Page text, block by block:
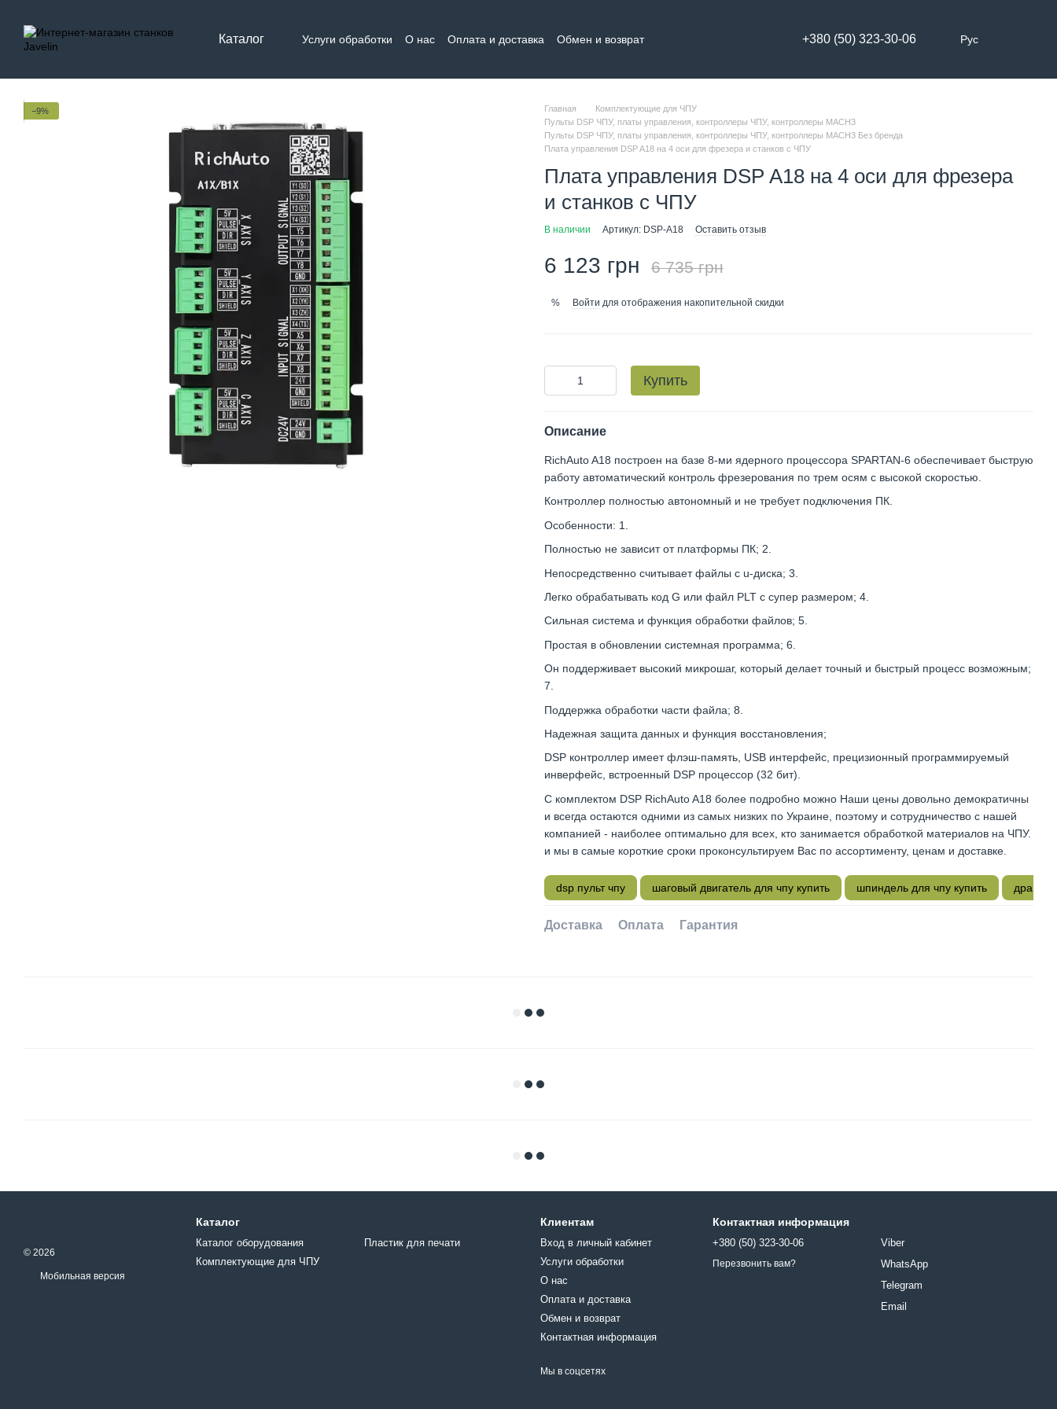
Каталог Услуги обработки О нас Оплата и доставка
Обмен и возврат
+380 (50) 323-30-06 Рус
−9% Главная
Комплектующие для ЧПУ
Пульты DSP ЧПУ, платы управления, контроллеры ЧПУ, контроллеры MACH3
Пульты DSP ЧПУ, платы управления, контроллеры ЧПУ, контроллеры MACH3 Без бренда
Плата управления DSP A18 на 4 оси для фрезера и станков с ЧПУ
Плата управления DSP A18 на 4 оси для фрезера
и станков с ЧПУ
В наличии Артикул: DSP-A18 Оставить отзыв
6 123 грн 6 735 грн
% Войти для отображения накопительной скидки
Купить
Описание
RichAuto A18 построен на базе 8-ми ядерного процессора SPARTAN-6 обеспечивает быструю
работу автоматический контроль фрезерования по трем осям с высокой скоростью.
Контроллер полностью автономный и не требует подключения ПК.
Особенности: 1.
Полностью не зависит от платформы ПК; 2.
Непосредственно считывает файлы с u-диска; 3.
Легко обрабатывать код G или файл PLT с супер размером; 4.
Сильная система и функция обработки файлов; 5.
Простая в обновлении системная программа; 6.
Он поддерживает высокий микрошаг, который делает точный и быстрый процесс возможным;
7.
Поддержка обработки части файла; 8.
Надежная защита данных и функция восстановления;
DSP контроллер имеет флэш-память, USB интерфейс, прецизионный программируемый
инверфейс, встроенный DSP процессор (32 бит).
С комплектом DSP RichAuto A18 более подробно можно Наши цены довольно демократичны
и всегда остаются одними из самых низких по Украине, поэтому и сотрудничество с нашей
компанией - наиболее оптимально для всех, кто занимается обработкой материалов на ЧПУ.
и мы в самые короткие сроки проконсультируем Вас по ассортименту, ценам и доставке.
dsp пульт чпу шаговый двигатель для чпу купить шпиндель для чпу купить
Доставка Оплата Гарантия
© 2026
Мобильная версия
Каталог
Каталог оборудования
Комплектующие для ЧПУ
Пластик для печати
Клиентам
Вход в личный кабинет
Услуги обработки
О нас
Оплата и доставка
Обмен и возврат
Контактная информация
Мы в соцсетях
Контактная информация
+380 (50) 323-30-06
Перезвонить вам?
Viber
WhatsApp
Telegram
Email